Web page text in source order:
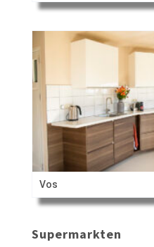
Vos
Supermarkten